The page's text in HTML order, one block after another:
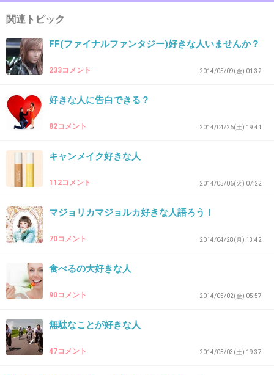
けど、少女漫画だからそうはいかないんだろう
2014/07/06(日) 14:33:05
本田翼が可愛いのは認めるけど、
40. 匿名2014/07/06(日) 14:38:06
キノコ大好き
関連トピック
FF(ファイナルファンタジー)好きな人いませんか？
233コメント 2014/05/09(金) 01:32
好きな人に告白できる？
82コメント 2014/04/26(土) 19:41
キャンメイク好きな人
112コメント 2014/05/06(火) 07:22
マジョリカマジョルカ好きな人語ろう！
70コメント 2014/04/28(月) 13:42
食べるの大好きな人
90コメント 2014/05/02(金) 05:57
無駄なことが好きな人
47コメント 2014/05/03(土) 19:37